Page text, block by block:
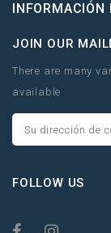
JOIN OUR
There are many
available
FOLLOW US